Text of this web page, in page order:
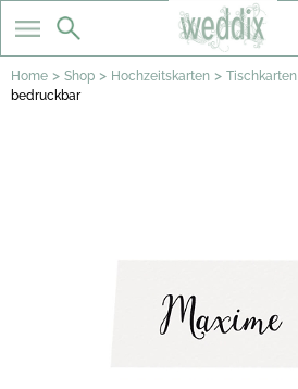
Home > Shop > Hochzeitskarten > Tischkarten
bedruckbar